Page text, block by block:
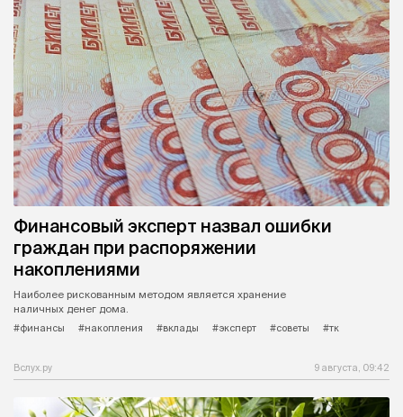
Финансовый эксперт назвал ошибки
граждан при распоряжении
накоплениями
Наиболее рискованным методом является хранение
наличных денег дома.
#финансы
#накопления #вклады #эксперт #советы #тк
Вслух.ру 9 августа, 09:42